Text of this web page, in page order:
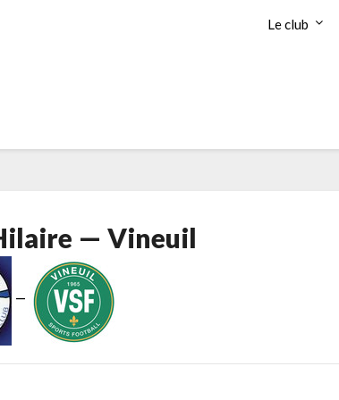
Le club
— Vineuil
—